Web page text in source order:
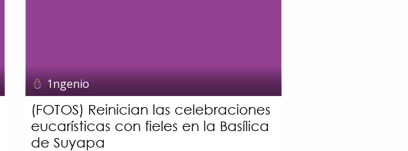
1ngenio
(FOTOS) Reinician las celebraciones
eucarísticas con fieles en la Basílica
de Suyapa